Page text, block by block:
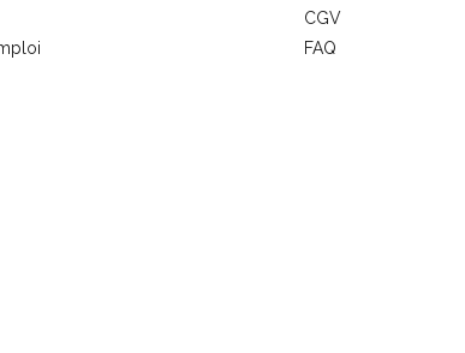
CGV
FAQ